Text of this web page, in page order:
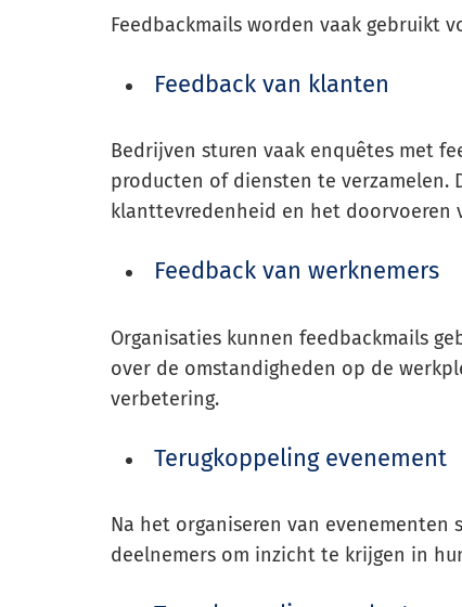
Feedbackmails worden vaak gebruikt
Feedback van klanten
Bedrijven sturen vaak enquêtes met
producten of diensten te
klanttevredenheid en het doorvoeren
Feedback van werknemers
Organisaties kunnen feedbackmails
over de omstandigheden op de
verbetering.
Terugkoppeling evenement
Na het organiseren van
deelnemers om inzicht te krijgen in